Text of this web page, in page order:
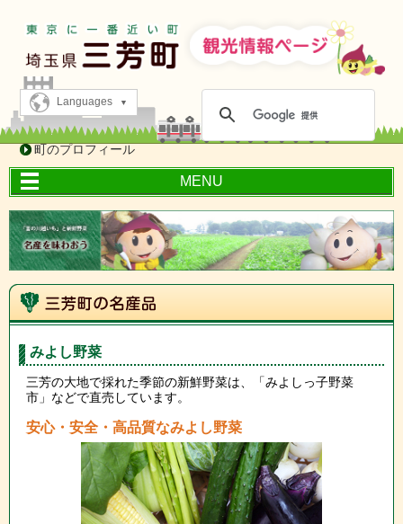
Languages
町のプロフィール
MENU
みよし野菜
三芳の大地で採れた季節の新鮮野菜は、「みよしっ子野菜
市」などで直売しています。
安心・安全・高品質なみよし野菜